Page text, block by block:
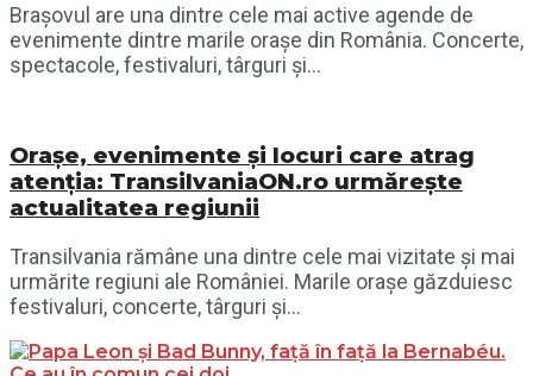
Brașovul are una dintre cele mai active agende de
evenimente dintre marile orașe din România. Concerte,
spectacole, festivaluri, târguri și...
Orașe, evenimente și locuri care atrag
atenția: TransilvaniaON.ro urmărește
actualitatea regiunii
Transilvania rămâne una dintre cele mai vizitate și mai
urmărite regiuni ale României. Marile orașe găzduiesc
festivaluri, concerte, târguri și...